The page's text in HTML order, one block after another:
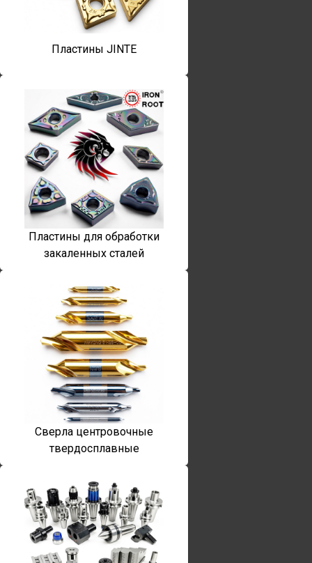
Пластины JINTE
Пластины для обработки
закаленных сталей
Сверла центровочные
твердосплавные